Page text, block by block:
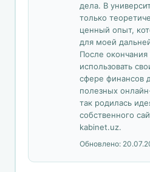
дела. В
только
ценный опыт,
для моей
После
использовать
сфере финансов
полезных
так родилась
собственного
kabinet.uz.
Обновлено: